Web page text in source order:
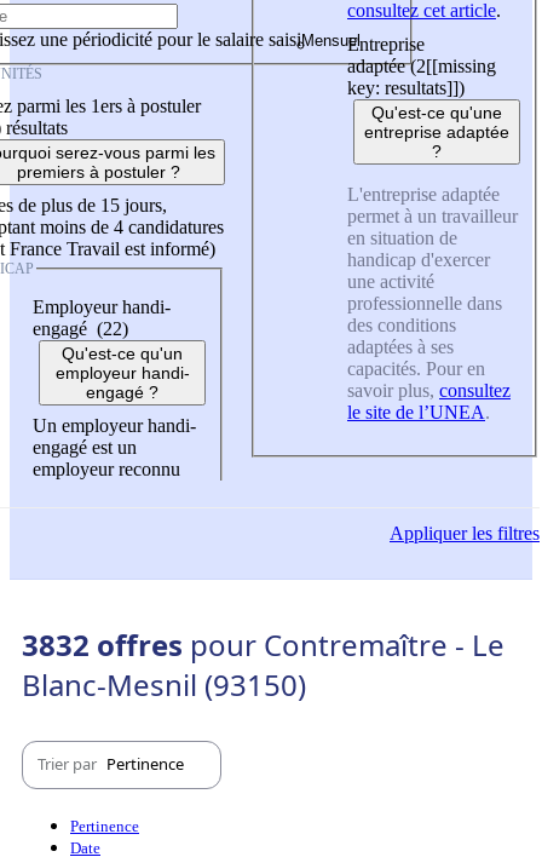
une périodicité pour le salaire saisi
parmi les 1ers à postuler
résultats
serez-vous parmi les
premiers à postuler ?
de plus de 15 jours,
moins de 4 candidatures
France Travail est informé)
Employeur handi-
engagé (22)
Qu'est-ce qu'un
employeur handi-
engagé ?
Un employeur handi-
engagé est un
employeur reconnu
consultez cet article.
Entreprise
adaptée (2[[missing
key: resultats]])
Qu'est-ce qu'une
entreprise adaptée
?
L'entreprise adaptée
permet à un travailleur
en situation de
handicap d'exercer
une activité
professionnelle dans
des conditions
adaptées à ses
capacités. Pour en
savoir plus, consultez
le site de l’UNEA.
Appliquerles filtres
3832 offres pour Contremaître - Le
Blanc-Mesnil (93150)
Trier par Pertinence
Pertinence
Date